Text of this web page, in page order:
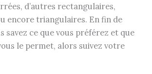
d’autres rectangulaires,
encore triangulaires. En fin de
savez ce que vous préférez et que
le permet, alors suivez votre